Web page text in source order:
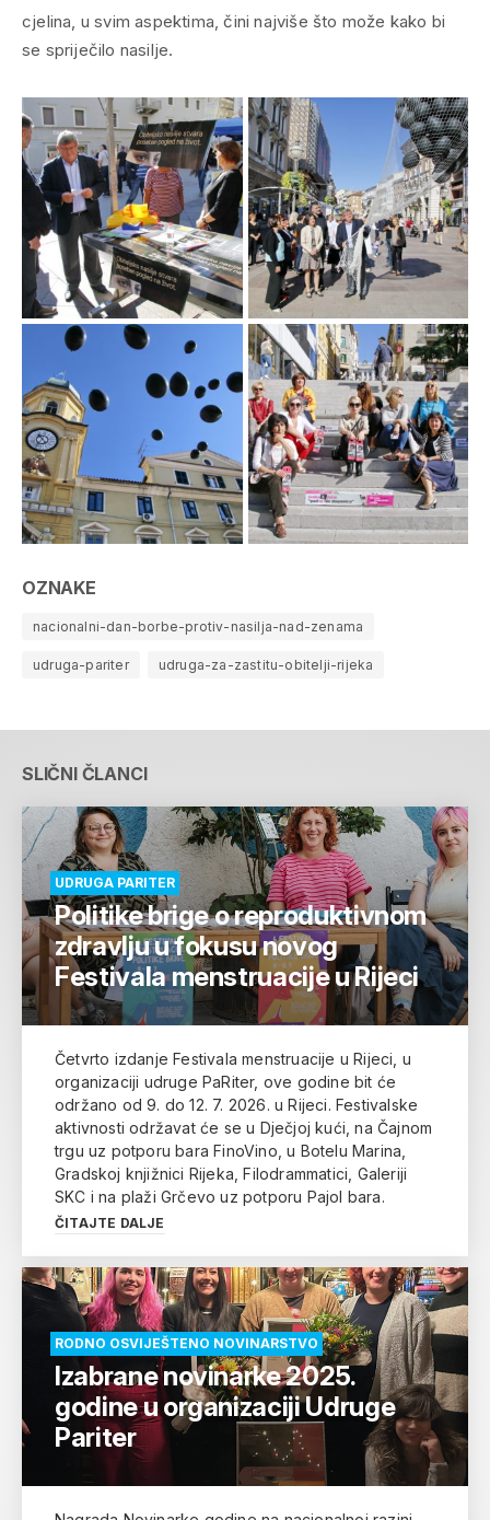
cjelina, u svim aspektima, čini najviše što može kako bi
se spriječilo nasilje.
OZNAKE
nacionalni-dan-borbe-protiv-nasilja-nad-zenama
udruga-pariter udruga-za-zastitu-obitelji-rijeka
SLIČNI ČLANCI
UDRUGA PARITER
Politike brige o reproduktivnom
zdravlju u fokusu novog
Festivala menstruacije u Rijeci
Četvrto izdanje Festivala menstruacije u Rijeci, u
organizaciji udruge PaRiter, ove godine bit će
održano od 9. do 12. 7. 2026. u Rijeci. Festivalske
aktivnosti održavat će se u Dječjoj kući, na Čajnom
trgu uz potporu bara FinoVino, u Botelu Marina,
Gradskoj knjižnici Rijeka, Filodrammatici, Galeriji
SKC i na plaži Grčevo uz potporu Pajol bara.
ČITAJTE DALJE
RODNO OSVIJEŠTENO NOVINARSTVO
Izabrane novinarke 2025.
godine u organizaciji Udruge
Pariter